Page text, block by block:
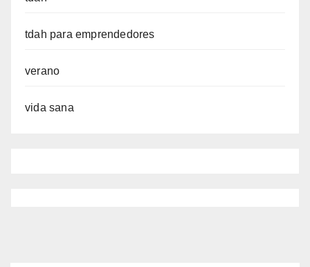
tdah para emprendedores
verano
vida sana